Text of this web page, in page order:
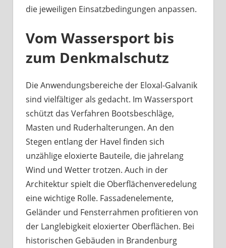
die jeweiligen Einsatzbedingungen anpassen.
Vom Wassersport bis
zum Denkmalschutz
Die Anwendungsbereiche der Eloxal-Galvanik
sind vielfältiger als gedacht. Im Wassersport
schützt das Verfahren Bootsbeschläge,
Masten und Ruderhalterungen. An den
Stegen entlang der Havel finden sich
unzählige eloxierte Bauteile, die jahrelang
Wind und Wetter trotzen. Auch in der
Architektur spielt die Oberflächenveredelung
eine wichtige Rolle. Fassadenelemente,
Geländer und Fensterrahmen profitieren von
der Langlebigkeit eloxierter Oberflächen. Bei
historischen Gebäuden in Brandenburg